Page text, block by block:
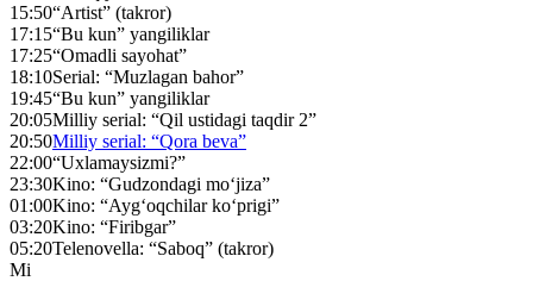
15:50“Artist” (takror)
17:15“Bu kun” yangiliklar
17:25“Omadli sayohat”
18:10Serial: “Muzlagan bahor”
19:45“Bu kun” yangiliklar
20:05Milliy serial: “Qil ustidagi taqdir 2”
20:50Milliy serial: “Qora beva”
22:00“Uxlamaysizmi?”
23:30Kino: “Gudzondagi mo‘jiza”
01:00Kino: “Ayg‘oqchilar ko‘prigi”
03:20Kino: “Firibgar”
05:20Telenovella: “Saboq” (takror)
Mi